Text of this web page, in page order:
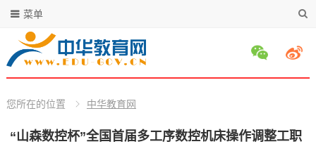
菜单
您所在的位置 中华教育网
​ “山森数控杯”全国首届多工序数控机床操作调整工职